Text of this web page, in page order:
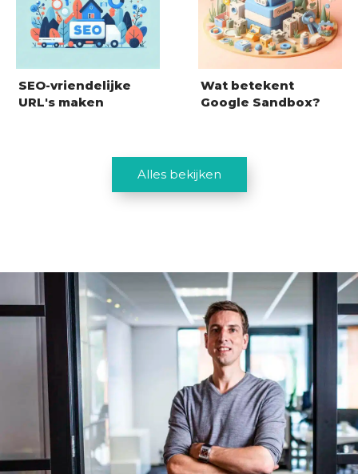
SEO-vriendelijke
URL's maken
Wat betekent
Google Sandbox?
Alles bekijken